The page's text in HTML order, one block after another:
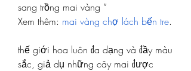
sang trồng mai vàng ”
Xem thêm: mai vàng chợ lách bến tre.
thế giới hoa luôn đa dạng và đầy màu
sắc, giả dụ những cây mai được